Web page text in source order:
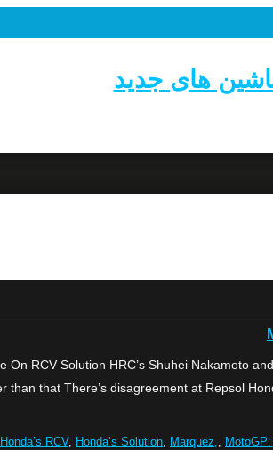
های جدید
On RCV Solution HRC’s Shuhei Nakamoto
than that There’s disagreement at Repsol
Honda’s RCV, Honda’s Solution, Marquez,,